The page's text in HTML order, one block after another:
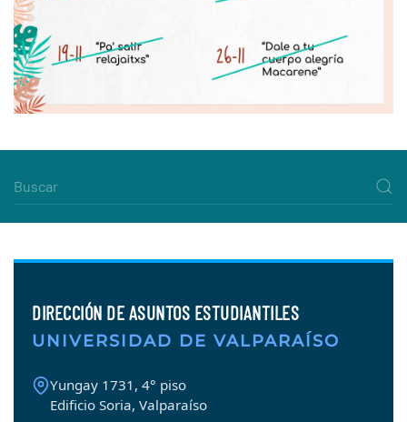
DIRECCIÓN DE ASUNTOS ESTUDIANTILES
UNIVERSIDAD DE VALPARAÍSO
Yungay 1731, 4° piso
Edificio Soria, Valparaíso